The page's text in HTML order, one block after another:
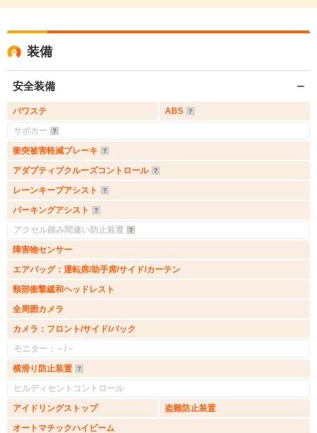
装備
安全装備
パワステ
ABS
サポカー
衝突被害軽減ブレーキ
アダプティブクルーズコントロール
レーンキープアシスト
パーキングアシスト
アクセル踏み間違い防止装置
障害物センサー
エアバッグ：運転席/助手席/サイド/カーテン
頸部衝撃緩和ヘッドレスト
全周囲カメラ
カメラ：フロント/サイド/バック
モニター：－/－
横滑り防止装置
ヒルディセントコントロール
アイドリングストップ
盗難防止装置
オートマチックハイビーム